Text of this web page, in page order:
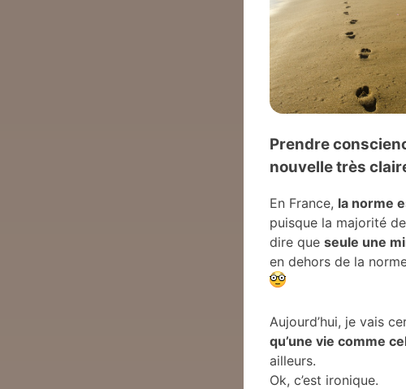
Prendre
nouvelle très
En France, la norme
puisque la majorité
dire que seule une
en dehors de la
Aujourd’hui, je vais
qu’une vie comme
ailleurs.
Ok, c’est ironique.